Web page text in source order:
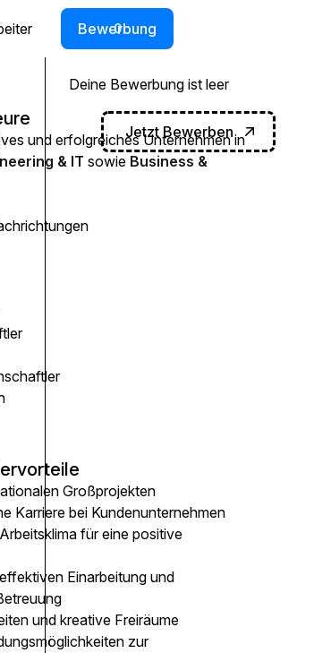
Bewerbung
0
Deine Bewerbung ist leer
Jetzt Bewerben
und erfolgreiches Unternehmen in
& IT sowie Business &
Großprojekten
Karriere bei Kundenunternehmen
für eine positive
Einarbeitung und
und kreative Freiräume
zur